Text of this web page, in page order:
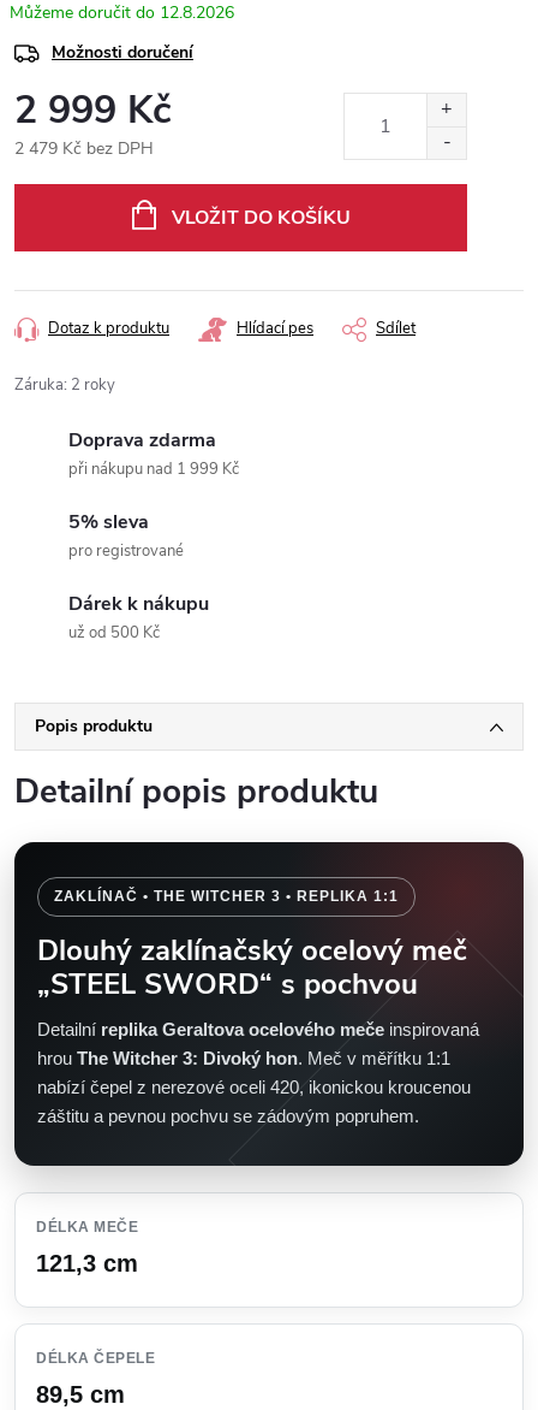
12.8.2026
Možnosti doručení
2 999 Kč
2 479 Kč bez DPH
VLOŽIT DO KOŠÍKU
Dotaz k produktu Hlídací pes Sdílet
Záruka: 2 roky
Doprava zdarma
při nákupu nad 1 999 Kč
5% sleva
pro registrované
Dárek k nákupu
už od 500 Kč
Popis produktu
Detailní popis produktu
ZAKLÍNAČ • THE WITCHER 3 • REPLIKA 1:1
Dlouhý zaklínačský ocelový meč
„STEEL SWORD“ s pochvou
Detailní replika Geraltova ocelového meče inspirovaná
hrou The Witcher 3: Divoký hon. Meč v měřítku 1:1
nabízí čepel z nerezové oceli 420, ikonickou kroucenou
záštitu a pevnou pochvu se zádovým popruhem.
DÉLKA MEČE
121,3 cm
DÉLKA ČEPELE
89,5 cm